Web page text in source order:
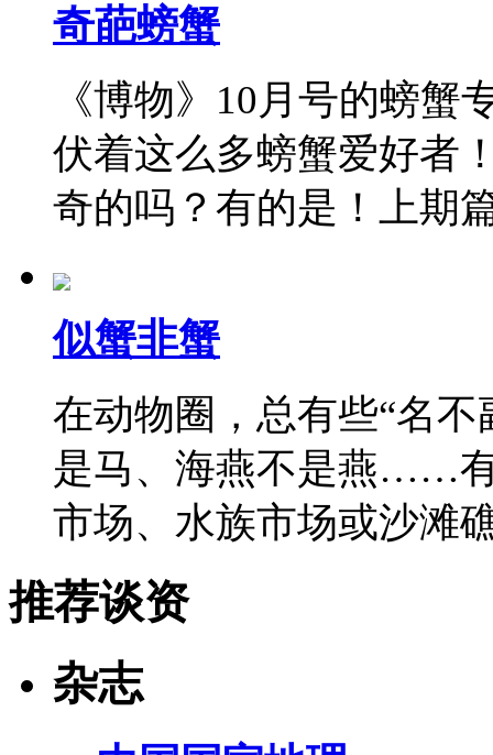
奇葩螃蟹
《博物》10月号的螃
伏着这么多螃蟹爱好者
奇的吗？有的是！上
似蟹非蟹
在动物圈，总有些“名
是马、海燕不是燕……
市场、水族市场或沙
推荐谈资
杂志